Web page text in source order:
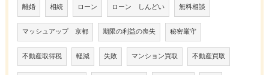
離婚 相続 ローン ローン しんどい 無料相談
マッシュアップ 京都 期限の利益の喪失 秘密厳守
不動産取得税 軽減 失敗 マンション買取 不動産買取